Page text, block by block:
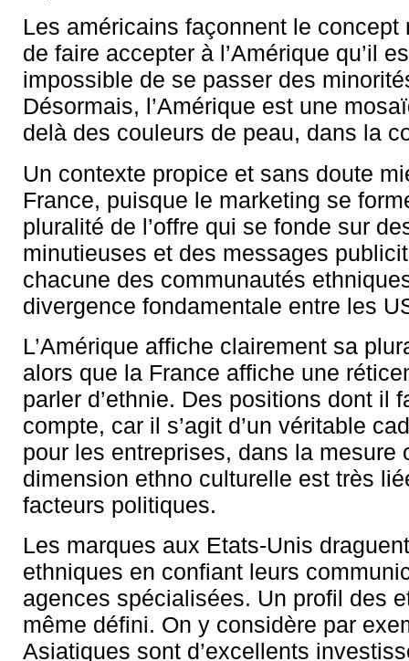
Les américains façonnent le concept
de faire accepter à l’Amérique qu’il
impossible de se passer des
Désormais, l’Amérique est une
delà des couleurs de peau, dans la
Un contexte propice et sans doute
France, puisque le marketing se
pluralité de l’offre qui se fonde sur
minutieuses et des messages
chacune des communautés
divergence fondamentale entre les
L’Amérique affiche clairement sa
alors que la France affiche une
parler d’ethnie. Des positions dont il
compte, car il s’agit d’un véritable
pour les entreprises, dans la mesure
dimension ethno culturelle est très
facteurs politiques.
Les marques aux Etats-Unis
ethniques en confiant leurs
agences spécialisées. Un profil des
même défini. On y considère par
Asiatiques sont d’excellents